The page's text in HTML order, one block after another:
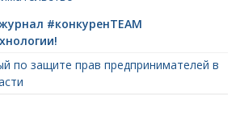
#конкуренTEAM
по защите прав предпринимателей в